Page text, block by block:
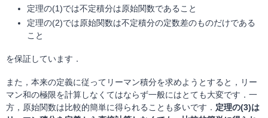
定理の(1)では不定積分は原始関数であること
定理の(2)では原始関数は不定積分の定数差のものだけである
こと
を保証しています．
また，本来の定義に従ってリーマン積分を求めようとすると，リー
マン和の極限を計算しなくてはならず一般にはとても大変です．一
方，原始関数は比較的簡単に得られることも多いです． 定理の(3)は